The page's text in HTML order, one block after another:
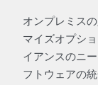
オンプレミス
マイズオプシ
イアンスのニ
フトウェアの